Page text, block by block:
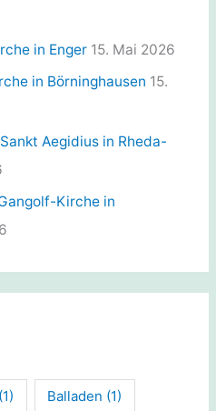
in Enger 15. Mai 2026
in Börninghausen 15.
Aegidius in Rheda-
Kirche in
(1) Balladen (1)